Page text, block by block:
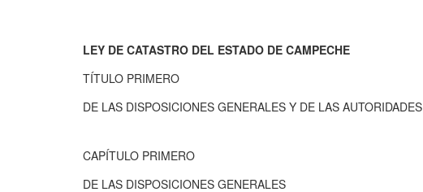
LEY DE CATASTRO DEL ESTADO DE CAMPECHE
TÍTULO PRIMERO
DE LAS DISPOSICIONES GENERALES Y DE LAS AUTORIDADES
CAPÍTULO PRIMERO
DE LAS DISPOSICIONES GENERALES